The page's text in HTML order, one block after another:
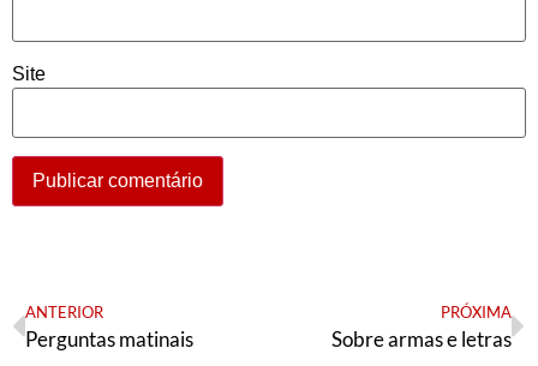
Site
ANTERIOR
Perguntas matinais
PRÓXIMA
Sobre armas e letras